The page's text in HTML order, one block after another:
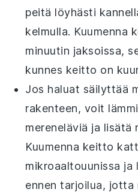
peitä löyhästi
kelmulla. Kuumenna
minuutin jaksoissa,
kunnes keitto on
Jos haluat säilyttää
rakenteen, voit
mereneläviä ja lisätä
Kuumenna keitto
mikroaaltouunissa ja
ennen tarjoilua, jotta